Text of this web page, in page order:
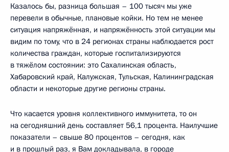
Казалось бы, разница большая – 100 тысяч мы уже
перевели в обычные, плановые койки. Но тем не менее
ситуация напряжённая, и напряжённость этой ситуации мы
видим по тому, что в 24 регионах страны наблюдается рост
количества граждан, которые госпитализируются
в тяжёлом состоянии: это Сахалинская область,
Хабаровский край, Калужская, Тульская, Калининградская
области и некоторые другие регионы страны.
Что касается уровня коллективного иммунитета, то он
на сегодняшний день составляет 56,1 процента. Наилучшие
показатели – свыше 80 процентов – сегодня, как
и в прошлый раз, я Вам докладывала, в городе